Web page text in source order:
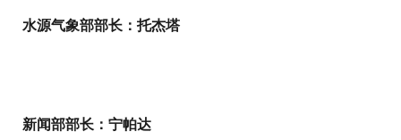
水源气象部部长：托杰塔
新闻部部长：宁帕达